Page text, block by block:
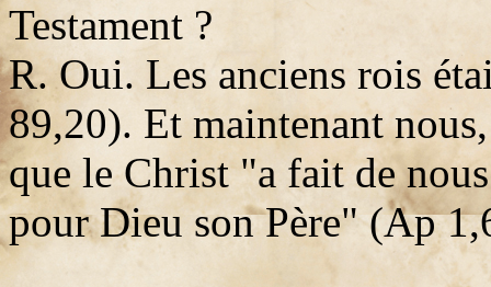
Testament ?
R. Oui. Les anciens rois
89,20). Et maintenant
que le Christ "a fait de
pour Dieu son Père" (Ap